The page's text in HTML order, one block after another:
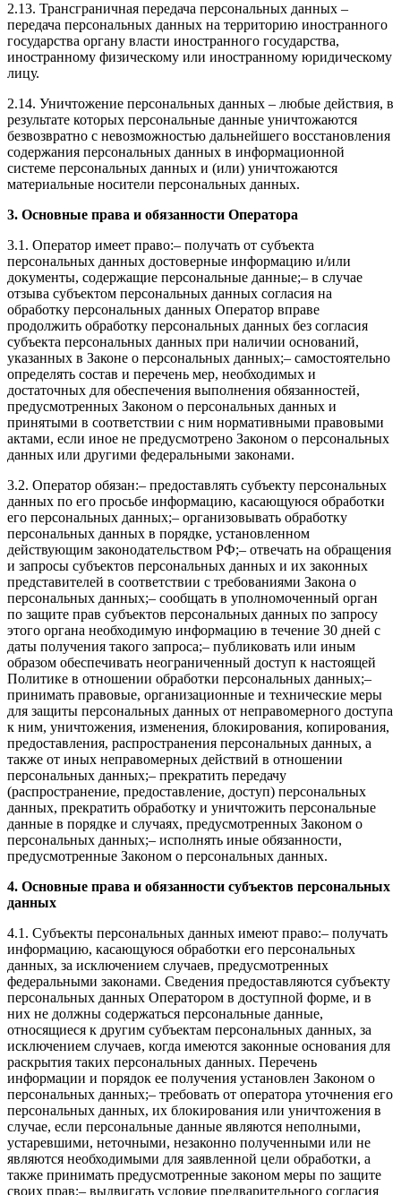
2.13. Трансграничная передача персональных данных –
передача персональных данных на территорию иностранного
государства органу власти иностранного государства,
иностранному физическому или иностранному юридическому
лицу.
2.14. Уничтожение персональных данных – любые действия, в
результате которых персональные данные уничтожаются
безвозвратно с невозможностью дальнейшего восстановления
содержания персональных данных в информационной
системе персональных данных и (или) уничтожаются
материальные носители персональных данных.
3. Основные права и обязанности Оператора
3.1. Оператор имеет право:– получать от субъекта
персональных данных достоверные информацию и/или
документы, содержащие персональные данные;– в случае
отзыва субъектом персональных данных согласия на
обработку персональных данных Оператор вправе
продолжить обработку персональных данных без согласия
субъекта персональных данных при наличии оснований,
указанных в Законе о персональных данных;– самостоятельно
определять состав и перечень мер, необходимых и
достаточных для обеспечения выполнения обязанностей,
предусмотренных Законом о персональных данных и
принятыми в соответствии с ним нормативными правовыми
актами, если иное не предусмотрено Законом о персональных
данных или другими федеральными законами.
3.2. Оператор обязан:– предоставлять субъекту персональных
данных по его просьбе информацию, касающуюся обработки
его персональных данных;– организовывать обработку
персональных данных в порядке, установленном
действующим законодательством РФ;– отвечать на обращения
и запросы субъектов персональных данных и их законных
представителей в соответствии с требованиями Закона о
персональных данных;– сообщать в уполномоченный орган
по защите прав субъектов персональных данных по запросу
этого органа необходимую информацию в течение 30 дней с
даты получения такого запроса;– публиковать или иным
образом обеспечивать неограниченный доступ к настоящей
Политике в отношении обработки персональных данных;–
принимать правовые, организационные и технические меры
для защиты персональных данных от неправомерного доступа
к ним, уничтожения, изменения, блокирования, копирования,
предоставления, распространения персональных данных, а
также от иных неправомерных действий в отношении
персональных данных;– прекратить передачу
(распространение, предоставление, доступ) персональных
данных, прекратить обработку и уничтожить персональные
данные в порядке и случаях, предусмотренных Законом о
персональных данных;– исполнять иные обязанности,
предусмотренные Законом о персональных данных.
4. Основные права и обязанности субъектов персональных
данных
4.1. Субъекты персональных данных имеют право:– получать
информацию, касающуюся обработки его персональных
данных, за исключением случаев, предусмотренных
федеральными законами. Сведения предоставляются субъекту
персональных данных Оператором в доступной форме, и в
них не должны содержаться персональные данные,
относящиеся к другим субъектам персональных данных, за
исключением случаев, когда имеются законные основания для
раскрытия таких персональных данных. Перечень
информации и порядок ее получения установлен Законом о
персональных данных;– требовать от оператора уточнения его
персональных данных, их блокирования или уничтожения в
случае, если персональные данные являются неполными,
устаревшими, неточными, незаконно полученными или не
являются необходимыми для заявленной цели обработки, а
также принимать предусмотренные законом меры по защите
своих прав;– выдвигать условие предварительного согласия